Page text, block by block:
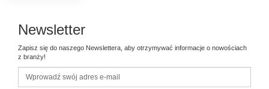
Newsletter
Zapisz się do naszego Newslettera, aby otrzymywać informacje o nowościach
z branży!